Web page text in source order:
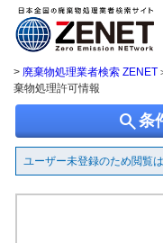
> 廃棄物処理業者検索 ZENET
棄物処理許可情報
search条
ユーザー未登録のため閲覧